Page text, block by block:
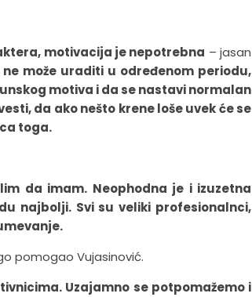
motivacija je nepotrebna – jasan
može uraditi u određenom periodu,
motiva i da se nastavi normalan
da ako nešto krene loše uvek će se
toga.
da imam. Neophodna je i izuzetna
najbolji. Svi su veliki profesionalnci,
pomogao Vujasinović.
Uzajamno se potpomažemo i